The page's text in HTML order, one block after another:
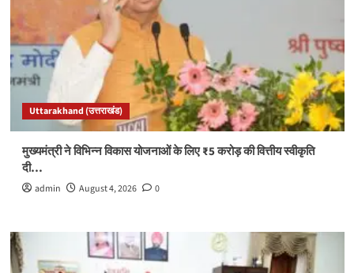
Uttarakhand (उत्तराखंड)
मुख्यमंत्री ने विभिन्न विकास योजनाओं के लिए ₹5 करोड़ की वित्तीय स्वीकृति
दी…
admin August 4, 2026 0